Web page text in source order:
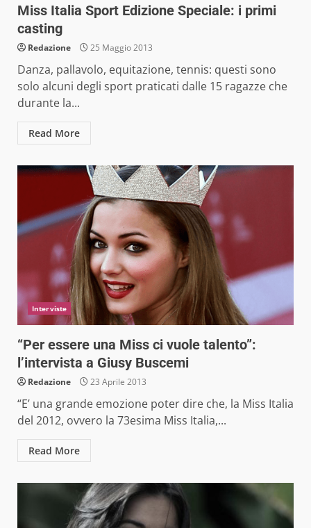
Miss Italia Sport Edizione Speciale: i primi
casting
Redazione 25 Maggio 2013
Danza, pallavolo, equitazione, tennis: questi sono
solo alcuni degli sport praticati dalle 15 ragazze che
durante la...
Read More
Interviste
“Per essere una Miss ci vuole talento”:
l’intervista a Giusy Buscemi
Redazione 23 Aprile 2013
“E’ una grande emozione poter dire che, la Miss Italia
del 2012, ovvero la 73esima Miss Italia,...
Read More